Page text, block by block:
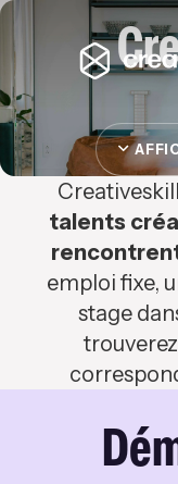
talents
emploi fixe,
stage